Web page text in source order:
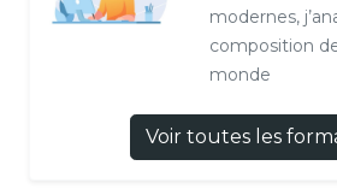
modernes,
composition
monde
Voir toutes les